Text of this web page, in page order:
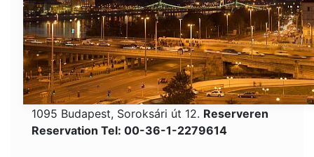
1095 Budapest, Soroksári út 12. Reserveren
Reservation Tel: 00-36-1-2279614